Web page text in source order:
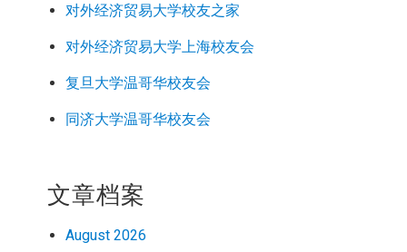
对外经济贸易大学校友之家
对外经济贸易大学上海校友会
复旦大学温哥华校友会
同济大学温哥华校友会
文章档案
August 2026